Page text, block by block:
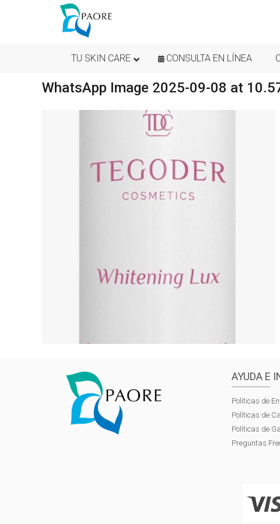
TU SKIN CARE CONSULTA EN LÍNEA
WhatsApp Image 2025-09-08 at
AYUDA E
Políticas de
Políticas de
Políticas de
Preguntas